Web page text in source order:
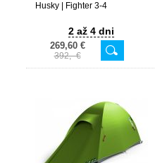
Husky | Fighter 3-4
2 až 4 dni
269,60 €
392,- €